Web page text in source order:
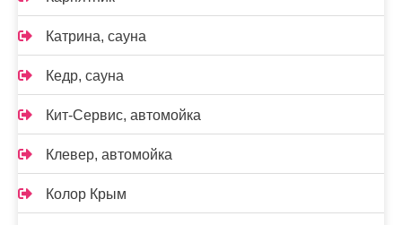
Катрина, сауна
Кедр, сауна
Кит-Сервис, автомойка
Клевер, автомойка
Колор Крым